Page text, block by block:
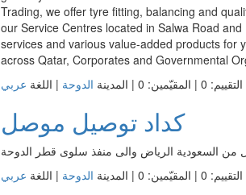
أم صلال | اللغة
كيو نمبر للارقام
أو بيع لوحات السيارات المميزة والنادرة. يعمل
أم صلال
كيوكارز للسيارات
أم صلال | اللغة